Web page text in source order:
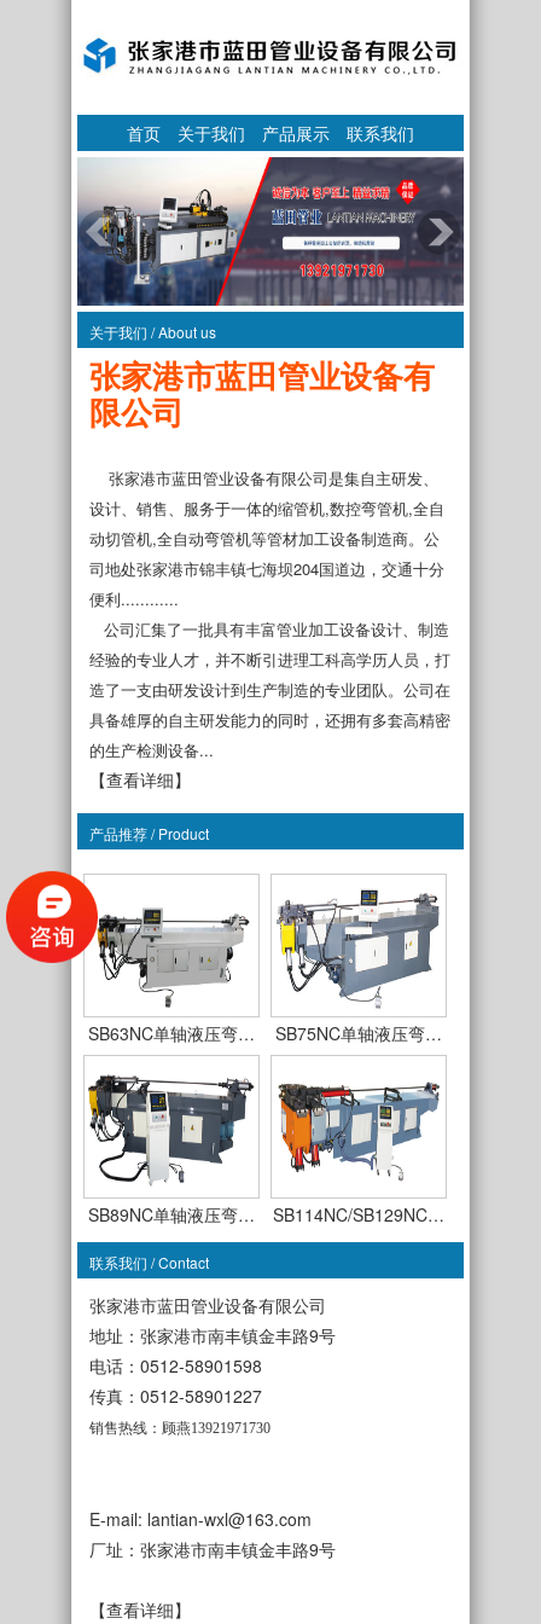
首页 关于我们 产品展示 联系我们
关于我们 / About us
张家港市蓝田管业设备有
限公司
张家港市蓝田管业设备有限公司是集自主研发、
设计、销售、服务于一体的缩管机,数控弯管机,全自
动切管机,全自动弯管机等管材加工设备制造商。公
司地处张家港市锦丰镇七海坝204国道边，交通十分
便利............
公司汇集了一批具有丰富管业加工设备设计、制造
经验的专业人才，并不断引进理工科高学历人员，打
造了一支由研发设计到生产制造的专业团队。公司在
具备雄厚的自主研发能力的同时，还拥有多套高精密
的生产检测设备...
【查看详细】
产品推荐 / Product
SB38NC单轴液压弯… SB50NC单轴液压弯…
SB63NC单轴液压弯… SB75NC单轴液压弯…
SB89NC单轴液压弯… SB114NC/SB129NC…
SB63CNC-TSR-3A全…
联系我们 / Contact
张家港市蓝田管业设备有限公司
地址：张家港市南丰镇金丰路9号
电话：0512-58901598
传真：0512-58901227
销售热线：顾燕13921971730
E-mail: lantian-wxl@163.com
厂址：张家港市南丰镇金丰路9号
【查看详细】